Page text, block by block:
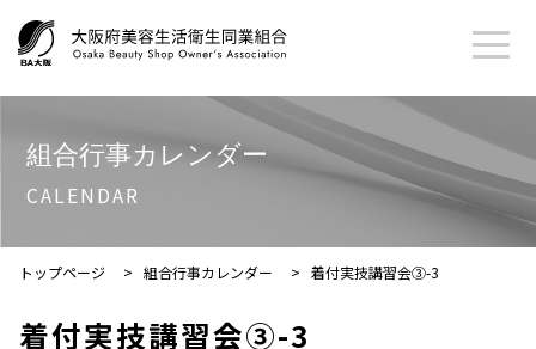
組合行事カレンダー
CALENDAR
トップページ > 組合行事カレンダー > 着付実技講習会③-3
着付実技講習会③-3